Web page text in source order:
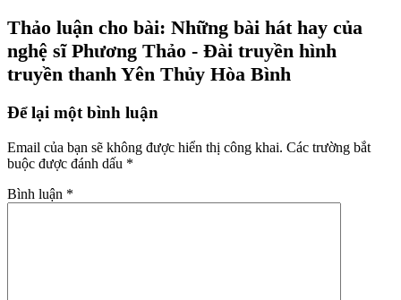
Thảo luận cho bài: Những bài hát hay của
nghệ sĩ Phương Thảo - Đài truyền hình
truyền thanh Yên Thủy Hòa Bình
Để lại một bình luận
Email của bạn sẽ không được hiển thị công khai. Các trường bắt
buộc được đánh dấu *
Bình luận *